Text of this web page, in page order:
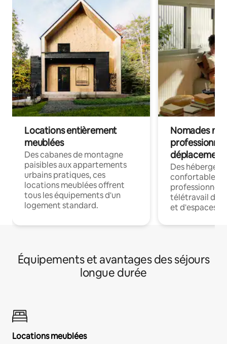
Locations entièrement
meublées
Des cabanes de montagne
paisibles aux appartements
urbains pratiques, ces
locations meublées offrent
tous les équipements d'un
logement standard.
Nomades
déplacement
Des
confortables
professionnels
télétravail
et d'espaces
Équipements et avantages des séjours
longue durée
Locations meublées